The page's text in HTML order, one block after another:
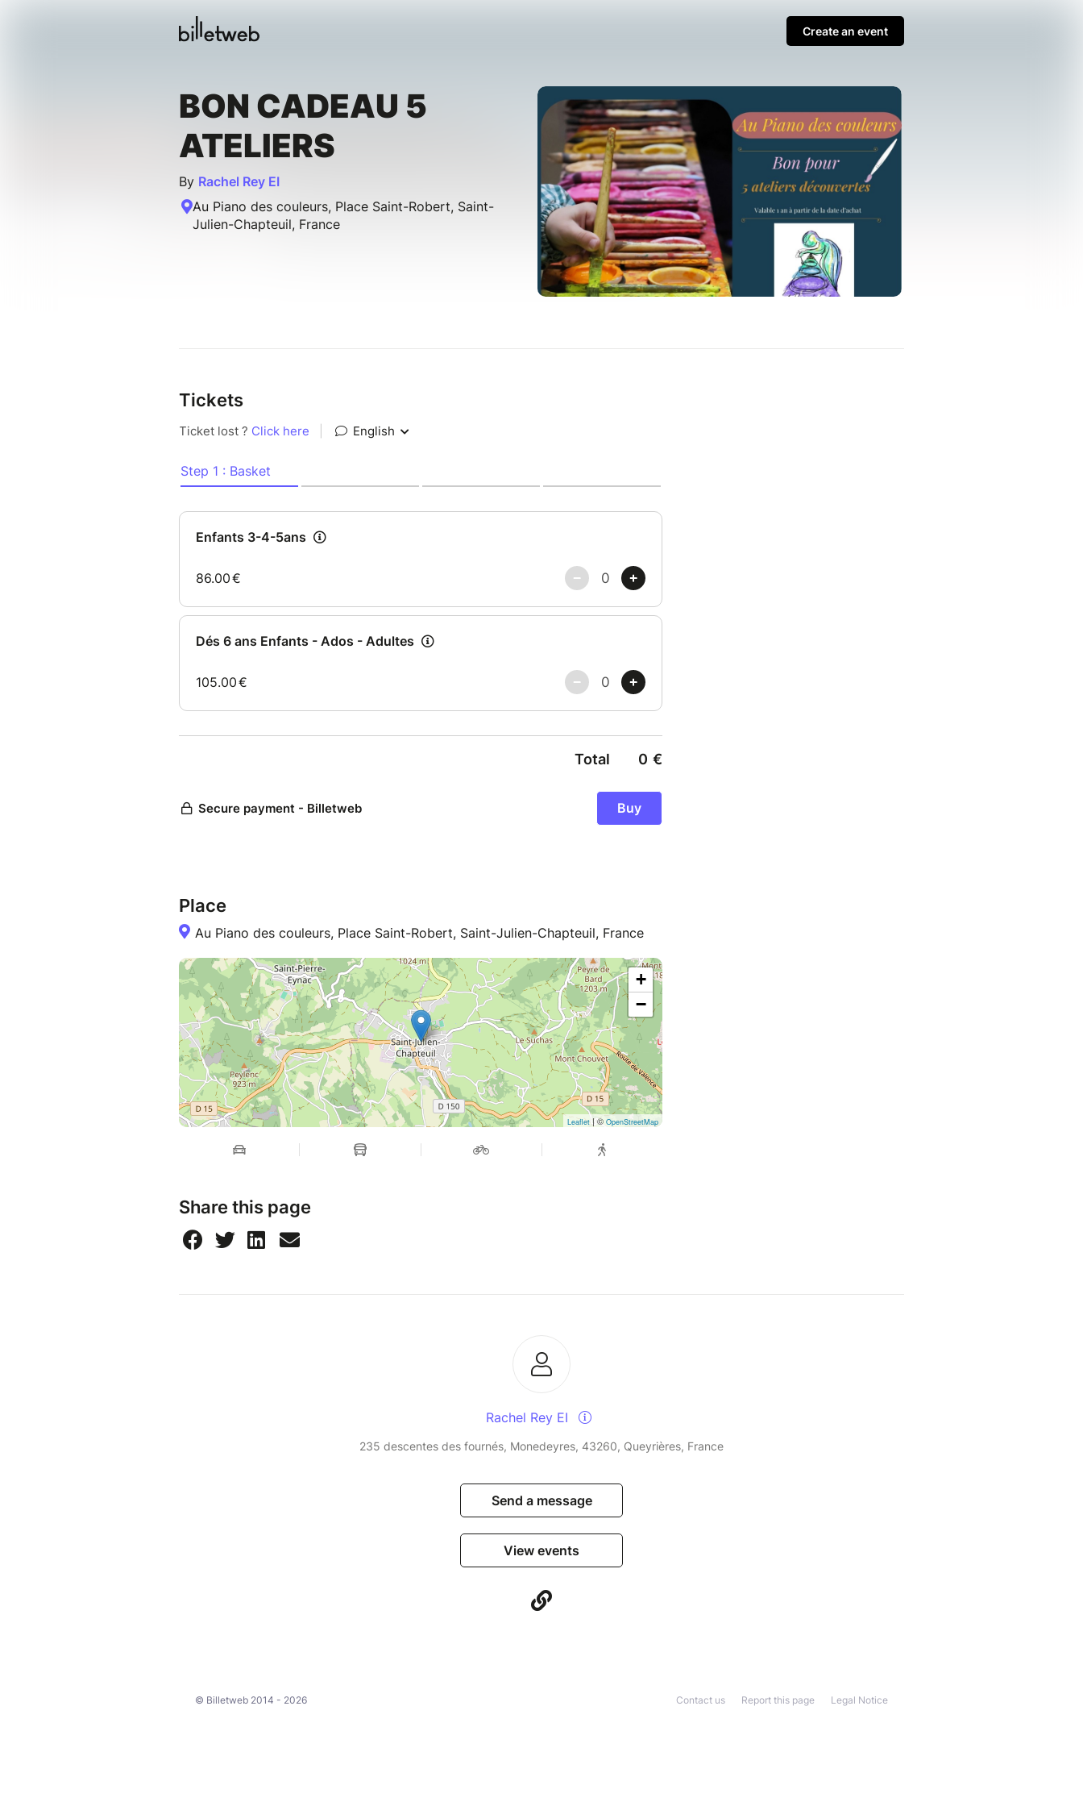
Create an event
BON CADEAU 5
ATELIERS
By Rachel Rey EI
Au Piano des couleurs, Place Saint-Robert, Saint-
Julien-Chapteuil, France
Tickets
Place
Au Piano des couleurs, Place Saint-Robert, Saint-Julien-Chapteuil, France
+
−
Leaflet| © OpenStreetMap
Share this page
Rachel Rey EI
235 descentes des fournés, Monedeyres, 43260, Queyrières, France
Send a message
View events
© Billetweb 2014 - 2026 Legal Notice
Report this page
Contact us